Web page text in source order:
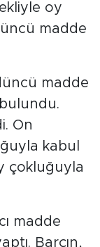
oy
madde
madde
On
kabul
çokluğuyla
madde
Barçın,